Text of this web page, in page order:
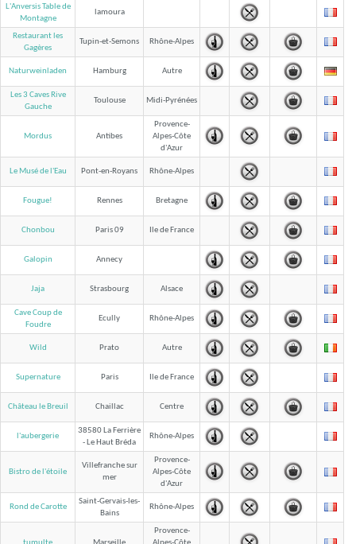
L'Anversis Table de
Montagne
lamoura
Restaurant les
Gagères
Tupin-et-Semons Rhône-Alpes
Naturweinladen Hamburg Autre
Les 3 Caves Rive
Gauche
Toulouse Midi-Pyrénées
Mordus Antibes
Provence-
Alpes-Côte
d'Azur
Le Musé de l'Eau Pont-en-Royans Rhône-Alpes
Fougue! Rennes Bretagne
Chonbou Paris 09 Ile de France
Galopin Annecy
Jaja Strasbourg Alsace
Cave Coup de
Foudre
Ecully Rhône-Alpes
Wild Prato Autre
Supernature Paris Ile de France
Château le Breuil Chaillac Centre
l'aubergerie
38580 La Ferrière
- Le Haut Bréda
Rhône-Alpes
Bistro de l'étoile
Villefranche sur
mer
Provence-
Alpes-Côte
d'Azur
Rond de Carotte
Saint-Gervais-les-
Bains
Rhône-Alpes
Provence-